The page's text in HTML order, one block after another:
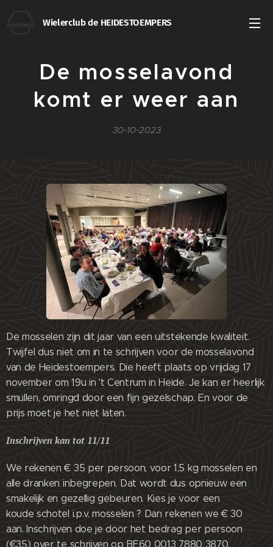
Wielerclub de HEIDESTOEMPERS
De mosselavond
komt er weer aan
30-10-2023
De mosselen zijn dit jaar van een uitstekende kwaliteit.
Twijfel dus niet om in te schrijven voor de mosselavond
van de Heidestoempers. Die heeft plaats op vrijdag 17
november om 19u in 't Centrum in Heide. Je kan er heerlijk
smullen, omringd door een fijn gezelschap. En voor de
prijs moet je het niet laten.
Inschrijven kan tot 11/11
We rekenen € 35 per persoon, voor 1,5 kg mosselen en
alle dranken inbegrepen. Dat wordt dus opnieuw een
smakelijk en gezellig gebeuren. Kies je voor een
koude schotel i.p.v. mosselen ? Dan rekenen we € 30
aan. Inschrijven doe je door het bedrag per persoon
(€35) over te schrijven op BE60 0013 7880 3870.